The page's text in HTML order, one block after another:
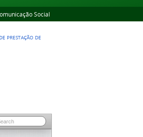
Social
PRESTAÇÃO DE